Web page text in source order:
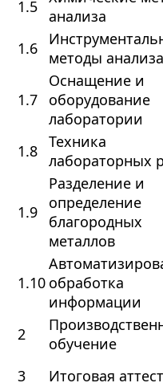
1.5 анализа
1.6
методы анализа
1.7
Оснащение и
оборудование
лаборатории
1.8 Техника
лабораторных
1.9
Разделение и
определение
благородных
металлов
1.10 обработка
информации
2
обучение
3 Итоговая